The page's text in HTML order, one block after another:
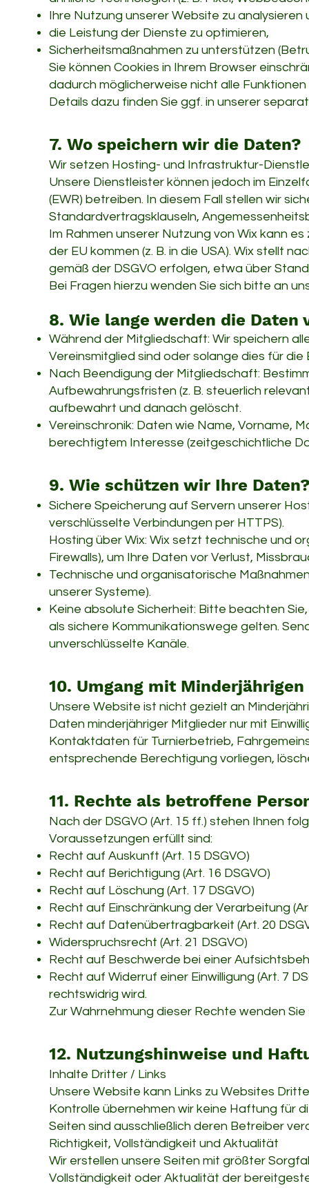
Ihre Nutzung unserer Website zu analysieren
die Leistung der Dienste zu optimieren,
Sicherheitsmaßnahmen zu unterstützen
Sie können Cookies in Ihrem Browser
dadurch möglicherweise nicht alle
Details dazu finden Sie ggf. in unserer
7. Wo speichern wir die Daten?
Wir setzen Hosting- und Infrastruktur-
Unsere Dienstleister können jedoch im
(EWR) betreiben. In diesem Fall stellen wir
Standardvertragsklauseln,
Im Rahmen unserer Nutzung von Wix kann
der EU kommen (z. B. in die USA). Wix stellt
gemäß der DSGVO erfolgen, etwa über
Bei Fragen hierzu wenden Sie sich bitte an
8. Wie lange werden die Daten
Während der Mitgliedschaft: Wir speichern
Vereinsmitglied sind oder solange dies für
Nach Beendigung der Mitgliedschaft:
Aufbewahrungsfristen (z. B. steuerlich
aufbewahrt und danach gelöscht.
Vereinschronik: Daten wie Name, Vorname,
berechtigtem Interesse (zeitgeschichtliche
9. Wie schützen wir Ihre
Sichere Speicherung auf Servern unserer
verschlüsselte Verbindungen per HTTPS).
Hosting über Wix: Wix setzt technische und
Firewalls), um Ihre Daten vor Verlust,
Technische und organisatorische
unserer Systeme).
Keine absolute Sicherheit: Bitte beachten
als sichere Kommunikationswege gelten.
unverschlüsselte Kanäle.
10. Umgang mit Minderjährigen
Unsere Website ist nicht gezielt an
Daten minderjähriger Mitglieder nur mit
Kontaktdaten für Turnierbetrieb,
entsprechende Berechtigung vorliegen,
11. Rechte als betroffene
Nach der DSGVO (Art. 15 ff.) stehen Ihnen
Voraussetzungen erfüllt sind:
Recht auf Auskunft (Art. 15 DSGVO)
Recht auf Berichtigung (Art. 16 DSGVO)
Recht auf Löschung (Art. 17 DSGVO)
Recht auf Einschränkung der Verarbeitung
Recht auf Datenübertragbarkeit (Art. 20
Widerspruchsrecht (Art. 21 DSGVO)
Recht auf Beschwerde bei einer
Recht auf Widerruf einer Einwilligung (Art. 7
rechtswidrig wird.
Zur Wahrnehmung dieser Rechte wenden
12. Nutzungshinweise und
Inhalte Dritter / Links
Unsere Website kann Links zu Websites
Kontrolle übernehmen wir keine Haftung für
Seiten sind ausschließlich deren Betreiber
Richtigkeit, Vollständigkeit und Aktualität
Wir erstellen unsere Seiten mit größter
Vollständigkeit oder Aktualität der